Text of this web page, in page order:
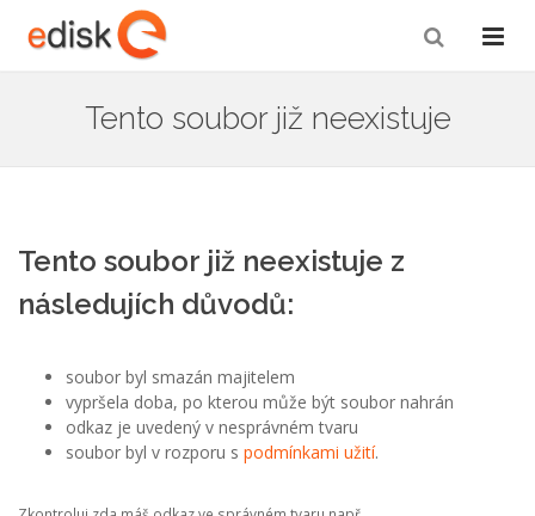
Tento soubor již neexistuje
Tento soubor již neexistuje z
následujích důvodů:
soubor byl smazán majitelem
vypršela doba, po kterou může být soubor nahrán
odkaz je uvedený v nesprávném tvaru
soubor byl v rozporu s podmínkami užití.